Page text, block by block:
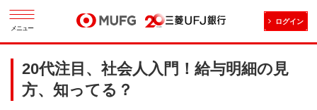
メニュー
ログイン
20代注目、社会人入門！給与明細の見
方、知ってる？